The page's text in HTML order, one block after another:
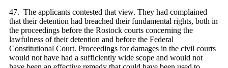
47. The applicants contested that view. They had complained
that their detention had breached their fundamental rights, both in
the proceedings before the Rostock courts concerning the
lawfulness of their detention and before the Federal
Constitutional Court. Proceedings for damages in the civil courts
would not have had a sufficiently wide scope and would not